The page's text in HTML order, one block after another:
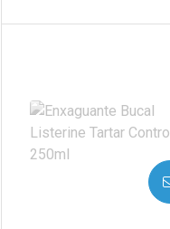
Laboratório
Por Menos
AVISE-ME